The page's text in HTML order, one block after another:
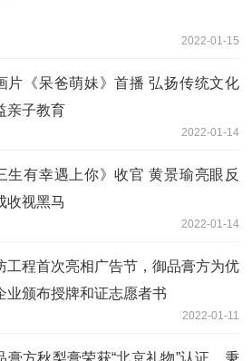
2022-01-15
片《呆爸萌妹》首播 弘扬传统文化
亲子教育
2022-01-14
生有幸遇上你》收官 黄景瑜亮眼反
收视黑马
2022-01-14
工程首次亮相广告节，御品膏方为优
业颁布授牌和证志愿者书
2022-01-11
膏方秋梨膏荣获“北京礼物”认证，秉